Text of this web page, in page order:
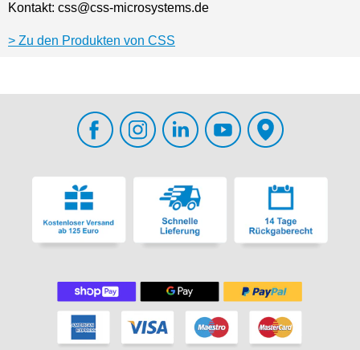
Kontakt: css@css-microsystems.de
Zu den Produkten von CSS